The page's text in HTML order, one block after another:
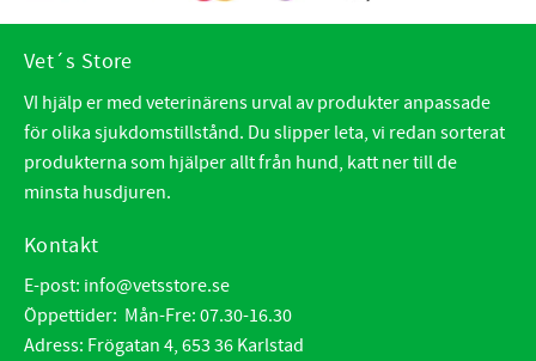
Vet´s Store
VI hjälp er med veterinärens urval av produkter anpassade
för olika sjukdomstillstånd. Du slipper leta, vi redan sorterat
produkterna som hjälper allt från hund, katt ner till de
minsta husdjuren.
Kontakt
E-post: info@vetsstore.se
Öppettider: Mån-Fre: 07.30-16.30
Adress: Frögatan 4, 653 36 Karlstad